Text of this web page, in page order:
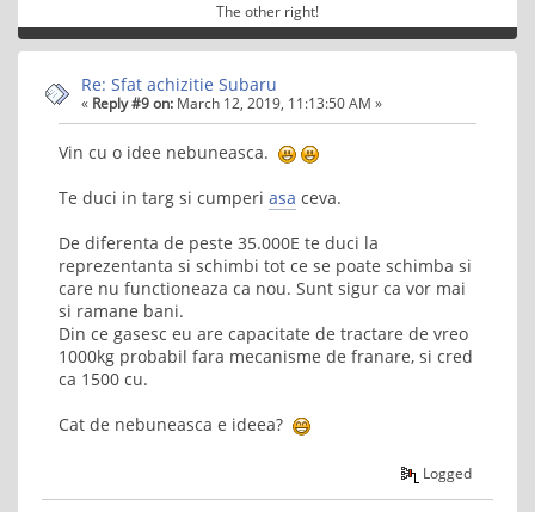
The other right!
Re: Sfat achizitie Subaru
« Reply #9 on: March 12, 2019, 11:13:50 AM »
Vin cu o idee nebuneasca.
Te duci in targ si cumperi asa ceva.
De diferenta de peste 35.000E te duci la
reprezentanta si schimbi tot ce se poate schimba si
care nu functioneaza ca nou. Sunt sigur ca vor mai
si ramane bani.
Din ce gasesc eu are capacitate de tractare de vreo
1000kg probabil fara mecanisme de franare, si cred
ca 1500 cu.
Cat de nebuneasca e ideea?
Logged